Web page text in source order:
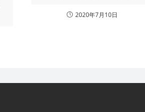
2020年7月10日